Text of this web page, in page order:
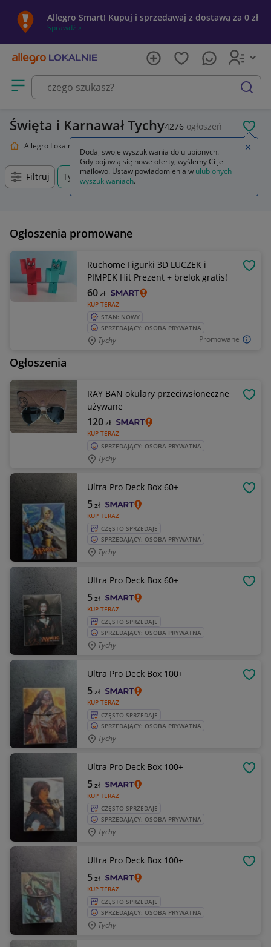
Allegro Smart! Kupuj i sprzedawaj z dostawą za 0 zł
Sprawdź »
Otwórz menu z kategoriami
szukaj
Święta i Karnawał Tychy4276 ogłoszeń
Allegro Lokalnie
Filtruj Tychy, Śląskie, +0 km
Ogłoszenia promowane
Promowane
Ruchome Figurki 3D LUCZEK i
PIMPEK Hit Prezent + brelok gratis!
KUP TERAZ
60zł
STAN: NOWY
SPRZEDAJĄCY: OSOBA PRYWATNA
Tychy
Ogłoszenia
RAY BAN okulary przeciwsłoneczne
używane
KUP TERAZ
120zł
SPRZEDAJĄCY: OSOBA PRYWATNA
Tychy
Ultra Pro Deck Box 60+
KUP TERAZ
5zł
CZĘSTO SPRZEDAJE
SPRZEDAJĄCY: OSOBA PRYWATNA
Tychy
Ultra Pro Deck Box 60+
KUP TERAZ
5zł
CZĘSTO SPRZEDAJE
SPRZEDAJĄCY: OSOBA PRYWATNA
Tychy
Ultra Pro Deck Box 100+
KUP TERAZ
5zł
CZĘSTO SPRZEDAJE
SPRZEDAJĄCY: OSOBA PRYWATNA
Tychy
Ultra Pro Deck Box 100+
KUP TERAZ
5zł
CZĘSTO SPRZEDAJE
SPRZEDAJĄCY: OSOBA PRYWATNA
Tychy
Ultra Pro Deck Box 100+
KUP TERAZ
5zł
CZĘSTO SPRZEDAJE
SPRZEDAJĄCY: OSOBA PRYWATNA
Tychy
Dodaj swoje wyszukiwania do ulubionych.
Gdy pojawią się nowe oferty, wyślemy Ci je
mailowo. Ustaw powiadomienia w ulubionych
wyszukiwaniach.